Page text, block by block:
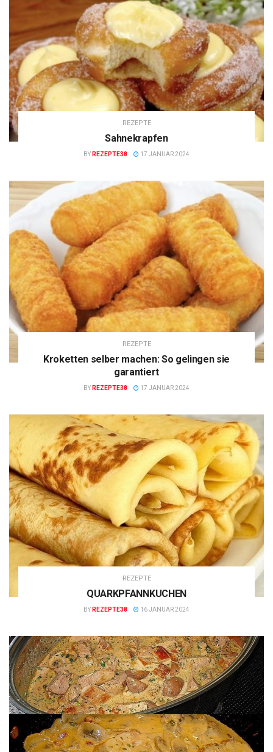
REZEPTE
Sahnekrapfen
BY REZEPTE38 17 JANUAR 2024
REZEPTE
Kroketten selber machen: So gelingen sie
garantiert
BY REZEPTE38 17 JANUAR 2024
REZEPTE
QUARKPFANNKUCHEN
BY REZEPTE38 16 JANUAR 2024